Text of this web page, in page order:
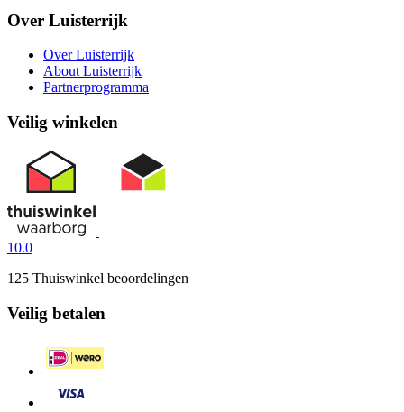
Over Luisterrijk
Over Luisterrijk
About Luisterrijk
Partnerprogramma
Veilig winkelen
10.0
125 Thuiswinkel beoordelingen
Veilig betalen